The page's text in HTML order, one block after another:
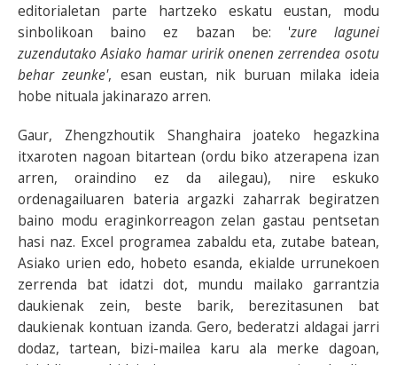
editorialetan parte hartzeko eskatu eustan, modu
sinbolikoan baino ez bazan be: 'zure lagunei
zuzendutako Asiako hamar uririk onenen zerrendea osotu
behar zeunke', esan eustan, nik buruan milaka ideia
hobe nituala jakinarazo arren.
Gaur, Zhengzhoutik Shanghaira joateko hegazkina
itxaroten nagoan bitartean (ordu biko atzerapena izan
arren, oraindino ez da ailegau), nire eskuko
ordenagailuaren bateria argazki zaharrak begiratzen
baino modu eraginkorreagon zelan gastau pentsetan
hasi naz. Excel programea zabaldu eta, zutabe batean,
Asiako urien edo, hobeto esanda, ekialde urrunekoen
zerrenda bat idatzi dot, mundu mailako garrantzia
daukienak zein, beste barik, berezitasunen bat
daukienak kontuan izanda. Gero, bederatzi aldagai jarri
dodaz, tartean, bizi-mailea karu ala merke dagoan,